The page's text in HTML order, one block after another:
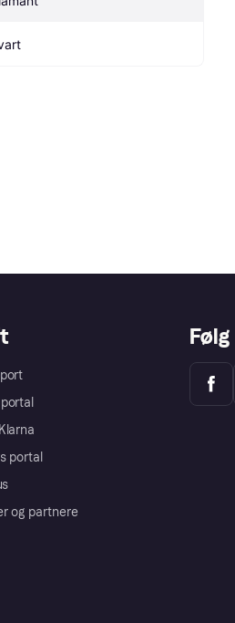
portal
og partnere
Følg